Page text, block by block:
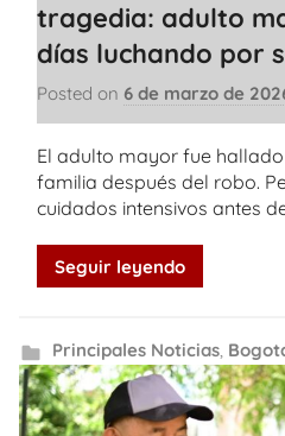
tragedia: adulto
días luchando por
Posted on 6 de marzo de
El adulto mayor fue
familia después del robo.
cuidados intensivos antes
Seguir leyendo
Principales Noticias,